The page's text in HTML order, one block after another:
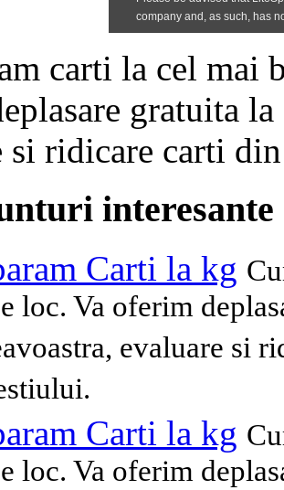
carti la cel mai
gratuita
si ridicare carti
interesante
Carti la kg
loc. Va oferim
evaluare si
Carti la kg
loc. Va oferim